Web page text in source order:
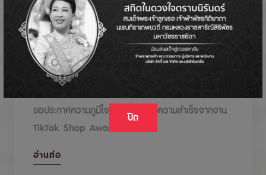
ปิด
DODOLOVE รับรางวัลในงาน TikTok Shop
Awards 2026
ขอประกาศความภูมิใจกับรางวัลแห่งความสำเร็จจากงาน
TikTok Shop Awards 2026
อ่านต่อ